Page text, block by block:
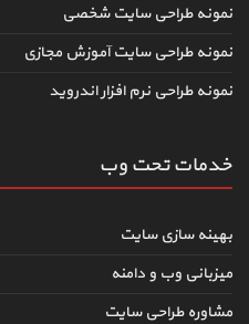
نمونه طراحی سایت شخصی
نمونه طراحی سایت آموزش مجازی
نمونه طراحی نرم افزار اندروید
خدمات تحت وب
بهینه سازی سایت
میزبانی وب و دامنه
مشاوره طراحی سایت